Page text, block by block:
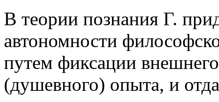
В теории познания Г.
автономности
путем фиксации
(душевного) опыта, и